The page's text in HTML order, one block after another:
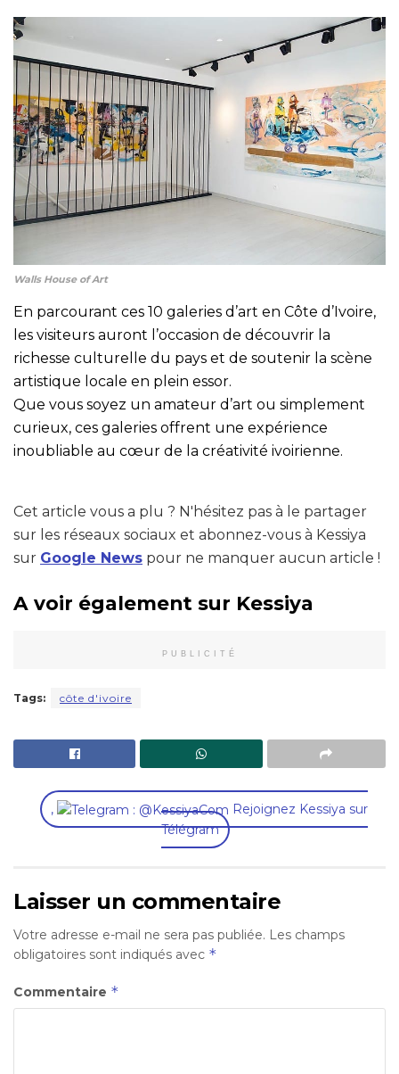
Walls House of Art
En parcourant ces 10 galeries d’art en Côte d’Ivoire,
les visiteurs auront l’occasion de découvrir la
richesse culturelle du pays et de soutenir la scène
artistique locale en plein essor.
Que vous soyez un amateur d’art ou simplement
curieux, ces galeries offrent une expérience
inoubliable au cœur de la créativité ivoirienne.
Cet article vous a plu ? N'hésitez pas à le partager
sur les réseaux sociaux et abonnez-vous à Kessiya
sur Google News pour ne manquer aucun article !
A voir également sur Kessiya
PUBLICITÉ
Tags: côte d'ivoire
,
Rejoignez Kessiya sur
Télégram
Laisser un commentaire
Votre adresse e-mail ne sera pas publiée. Les champs
obligatoires sont indiqués avec *
Commentaire *